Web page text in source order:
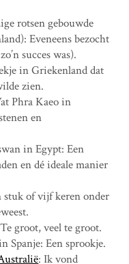
rotsen gebouwde
Eveneens bezocht
succes was).
in Griekenland dat
zien.
Phra Kaeo in
en
in Egypt: Een
en dé ideale manier
stuk of vijf keren onder
groot, veel te groot.
Spanje: Een sprookje.
: Ik vond